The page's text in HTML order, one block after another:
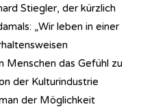
Stiegler, der kürzlich
„Wir leben in einer
Menschen das Gefühl zu
der Kulturindustrie
der Möglichkeit